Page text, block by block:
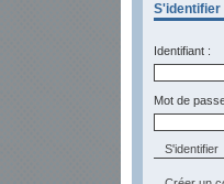
S'identifier
Identifiant :
Mot de